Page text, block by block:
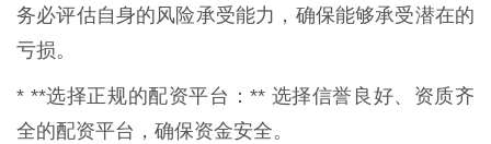
务必评估自身的风险承受能力，确保能够承受潜在的
亏损。
* **选择正规的配资平台：** 选择信誉良好、资质齐
全的配资平台，确保资金安全。